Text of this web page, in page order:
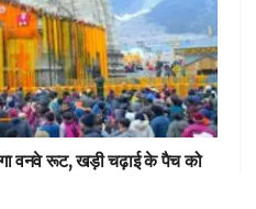
वनवे रूट, खड़ी चढ़ाई के पैच को